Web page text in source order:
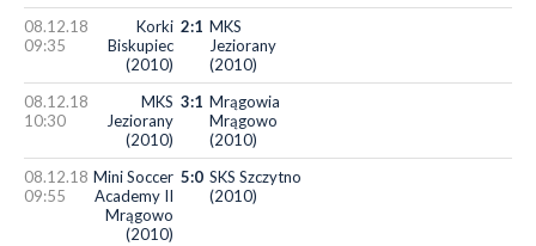
08.12.18
09:35
Korki
Biskupiec
(2010)
2:1 MKS
Jeziorany
(2010)
08.12.18
10:30
MKS
Jeziorany
(2010)
3:1 Mrągowia
Mrągowo
(2010)
08.12.18
09:55
Mini Soccer
Academy II
Mrągowo
(2010)
5:0 SKS Szczytno
(2010)